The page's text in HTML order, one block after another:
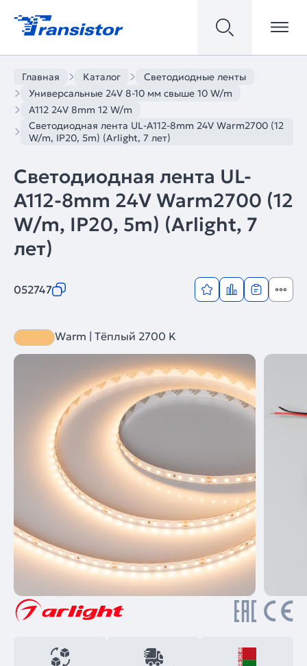
Главная Каталог
Светодиодные ленты
Универсальные 24V 8-10 мм свыше 10 W/m
A112 24V 8mm 12 W/m
Светодиодная лента UL-A112-8mm 24V Warm2700 (12
W/m, IP20, 5m) (Arlight, 7 лет)
Светодиодная лента UL-
A112-8mm 24V Warm2700 (12
W/m, IP20, 5m) (Arlight, 7
лет)
052747
Warm | Тёплый 2700 K